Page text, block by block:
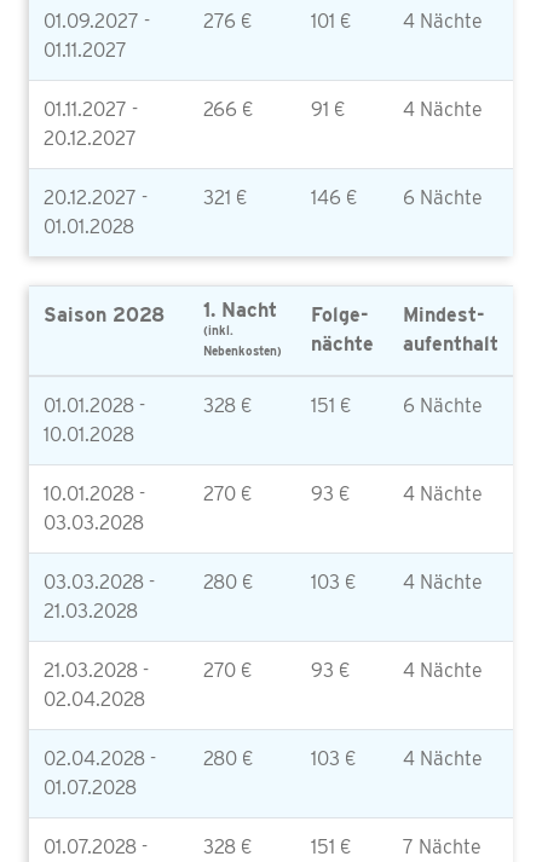
01.09.2027 -
01.11.2027
276 € 101 € 4 Nächte
01.11.2027 -
20.12.2027
266 € 91 € 4 Nächte
20.12.2027 -
01.01.2028
321 € 146 € 6 Nächte
Saison 2028 1. Nacht
(inkl.
Nebenkosten)
Folge-
nächte
Mindest-
aufenthalt
01.01.2028 -
10.01.2028
328 € 151 € 6 Nächte
10.01.2028 -
03.03.2028
270 € 93 € 4 Nächte
03.03.2028 -
21.03.2028
280 € 103 € 4 Nächte
21.03.2028 -
02.04.2028
270 € 93 € 4 Nächte
02.04.2028 -
01.07.2028
280 € 103 € 4 Nächte
01.07.2028 -
328 € 151 € 7 Nächte